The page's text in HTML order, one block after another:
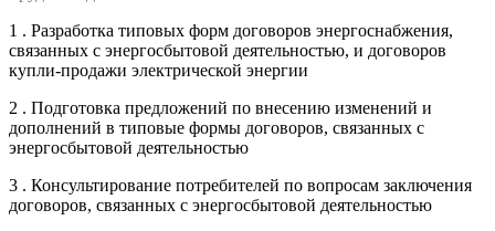
1 . Разработка типовых форм договоров энергоснабжения,
связанных с энергосбытовой деятельностью, и договоров
купли-продажи электрической энергии
2 . Подготовка предложений по внесению изменений и
дополнений в типовые формы договоров, связанных с
энергосбытовой деятельностью
3 . Консультирование потребителей по вопросам заключения
договоров, связанных с энергосбытовой деятельностью